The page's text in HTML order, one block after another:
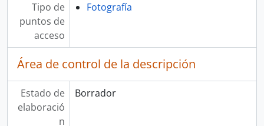
Tipo de
puntos de
acceso
Fotografía
Área de control de la descripción
Estado de
elaboració
n
Borrador